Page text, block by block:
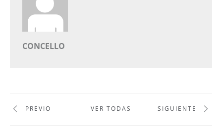
CONCELLO
PREVIO VER TODAS SIGUIENTE